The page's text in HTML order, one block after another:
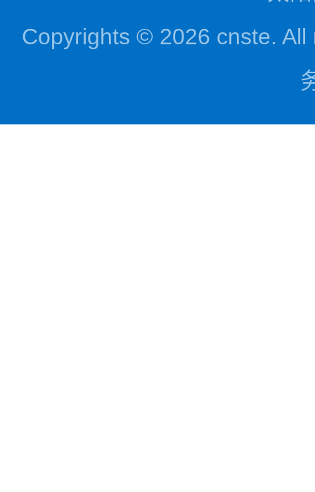
Copyrights © 2026 cnste. All